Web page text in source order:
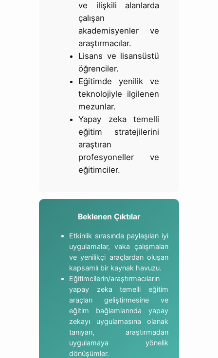
ve ilişkili alanlarda
çalışan
akademisyenler ve
araştırmacılar.
Lisans ve lisansüstü
öğrenciler.
Eğitimde yenilik ve
teknolojiyle ilgilenen
mezunlar.
Yapay zeka temelli
eğitim stratejilerini
araştıran
profesyoneller ve
eğitimciler.
Beklenen Çıktılar
Etkinlik sırasında paylaşılan iyi
uygulamalar, vaka çalışmaları
ve yenilikçi araçlardan oluşan
kapsamlı bir kaynak havuzu.
Eğitimcilerin/araştırmacıların
yapay zeka temelli eğitim
araçları geliştirmesine ve
eğitim bağlamlarında yapay
zekayı uygulamasına olanak
tanıyan, araştırmadan
uygulamaya yönelik
dönüşümler.